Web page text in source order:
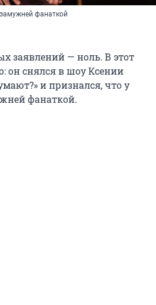
фанаткой
заявлений — ноль. В этот
он снялся в шоу Ксении
и признался, что у
фанаткой.